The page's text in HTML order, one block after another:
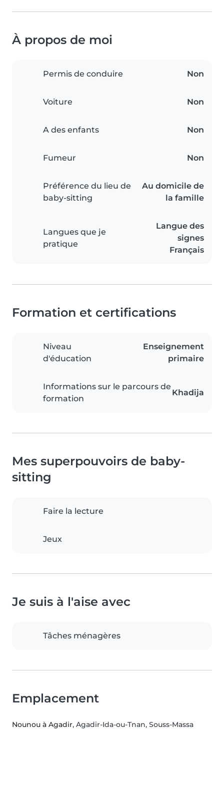
À propos de moi
Permis de conduire Non
Voiture Non
A des enfants Non
Fumeur Non
Préférence du lieu de
baby-sitting
Au domicile de
la famille
Langues que je
pratique
Langue des
signes
Français
Formation et certifications
Niveau
d'éducation
Enseignement
primaire
Informations sur le parcours de
formation
Khadija
Mes superpouvoirs de baby-
sitting
Faire la lecture
Jeux
Je suis à l'aise avec
Tâches ménagères
Emplacement
Nounou à Agadir, Agadir-Ida-ou-Tnan, Souss-Massa